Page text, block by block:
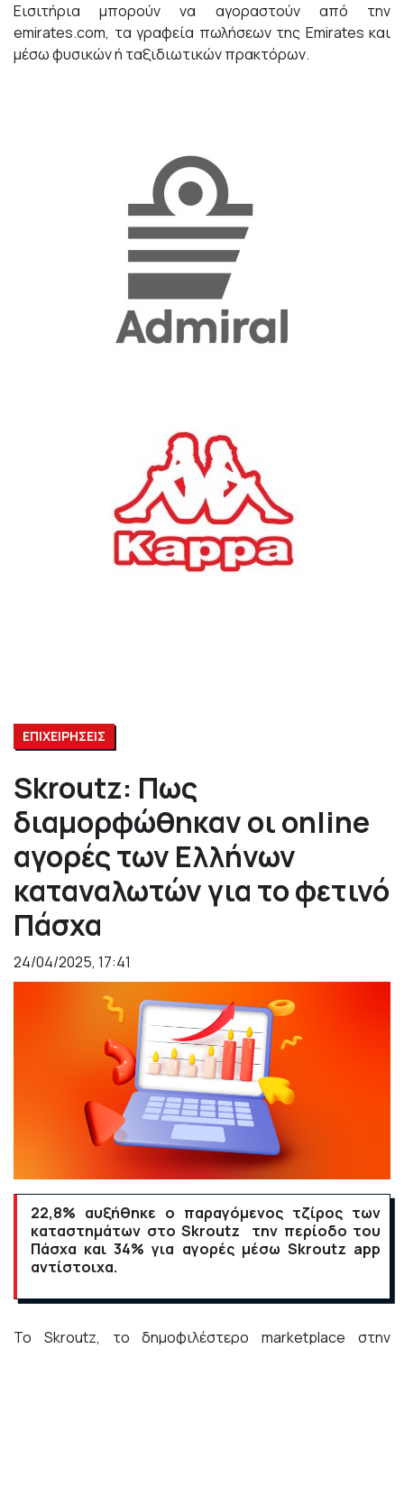
Εισιτήρια μπορούν να αγοραστούν από την
emirates.com, τα γραφεία πωλήσεων της Emirates και
μέσω φυσικών ή ταξιδιωτικών πρακτόρων.
ΕΠΙΧΕΙΡΗΣΕΙΣ
Skroutz: Πως
διαμορφώθηκαν οι online
αγορές των Ελλήνων
καταναλωτών για το φετινό
Πάσχα
24/04/2025, 17:41
22,8% αυξήθηκε ο παραγόμενος τζίρος των
καταστημάτων στο Skroutz την περίοδο του
Πάσχα και 34% για αγορές μέσω Skroutz app
αντίστοιχα.
Το Skroutz, το δημοφιλέστερο marketplace στην